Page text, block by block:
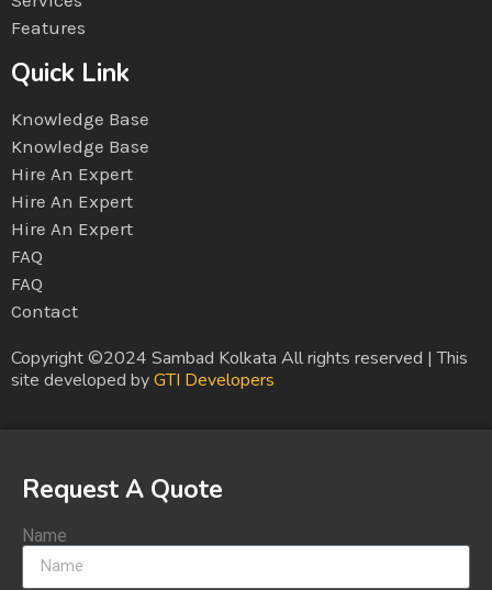
Features
Quick Link
Knowledge Base
Knowledge Base
Hire An Expert
Hire An Expert
Hire An Expert
FAQ
FAQ
Contact
Copyright ©2024 Sambad Kolkata All rights reserved | This
site developed byGTI Developers
Request A Quote
Name